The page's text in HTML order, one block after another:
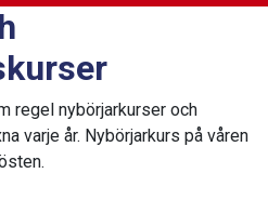
regel nybörjarkurser och
varje år. Nybörjarkurs på våren